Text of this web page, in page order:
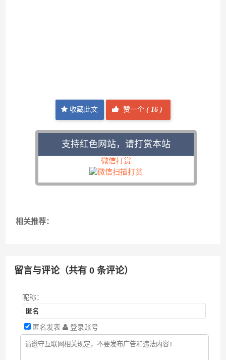
收藏此文 赞一个( 16 )
支持红色网站，请打赏本站
微信打赏
相关推荐：
留言与评论（共有0 条评论）
昵称：
匿名发表 登录账号